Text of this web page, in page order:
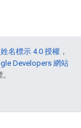
名標示 4.0 授權 ，
Developers 網站